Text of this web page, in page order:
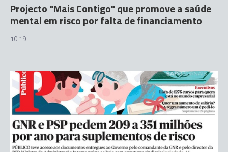
Projecto "Mais Contigo" que promove a saúde
mental em risco por falta de financiamento
10:19